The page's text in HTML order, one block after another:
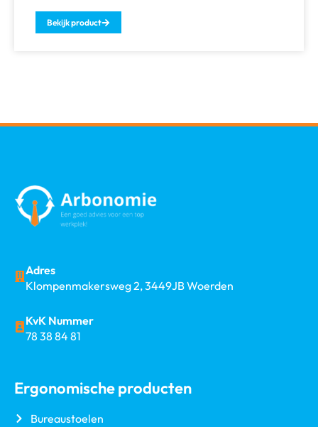
Bekijk product
Adres
Klompenmakersweg 2, 3449JB Woerden
KvK Nummer
78 38 84 81
Ergonomische producten
Bureaustoelen